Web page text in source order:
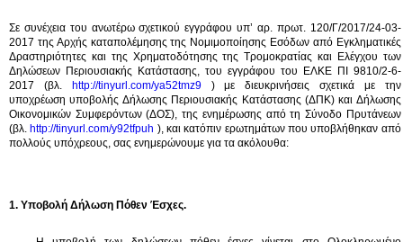
Σε συνέχεια του ανωτέρω σχετικού εγγράφου υπ’ αρ. πρωτ. 120/Γ/2017/24-03-
2017 της Αρχής καταπολέμησης της Νομιμοποίησης Εσόδων από Εγκληματικές
Δραστηριότητες και της Χρηματοδότησης της Τρομοκρατίας και Ελέγχου των
Δηλώσεων Περιουσιακής Κατάστασης, του εγγράφου του ΕΛΚΕ ΠΙ 9810/2-6-
2017 (βλ. http://tinyurl.com/ya52tmz9
) με διευκρινήσεις σχετικά με την
υποχρέωση υποβολής Δήλωσης Περιουσιακής Κατάστασης (ΔΠΚ) και Δήλωσης
Οικονομικών Συμφερόντων (ΔΟΣ), της ενημέρωσης από τη Σύνοδο Πρυτάνεων
(βλ. http://tinyurl.com/y92tfpuh ), και κατόπιν ερωτημάτων που υποβλήθηκαν από
πολλούς υπόχρεους, σας ενημερώνουμε για τα ακόλουθα:
1. Υποβολή Δήλωση Πόθεν Έσχες.